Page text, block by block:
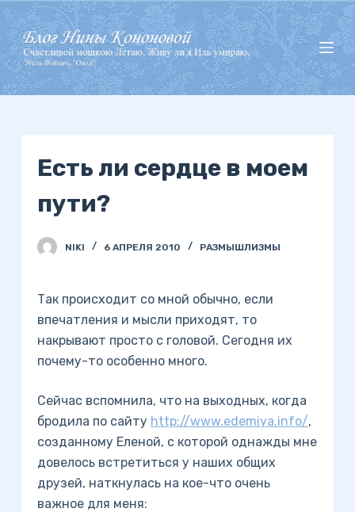
П
е
р
е
й
Есть ли сердце в моем
пути?
NIKI 6 АПРЕЛЯ 2010 РАЗМЫШЛИЗМЫ
Так происходит со мной обычно, если
впечатления и мысли приходят, то
накрывают просто с головой. Сегодня их
почему-то особенно много.
Сейчас вспомнила, что на выходных, когда
бродила по сайту http://www.edemiya.info/,
созданному Еленой, с которой однажды мне
довелось встретиться у наших общих
друзей, наткнулась на кое-что очень
важное для меня: